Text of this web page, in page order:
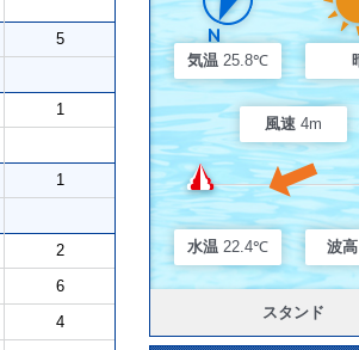
5
1
1
2
6
4
気温 25.8℃
風速 4m
水温 22.4℃ 波高
スタンド